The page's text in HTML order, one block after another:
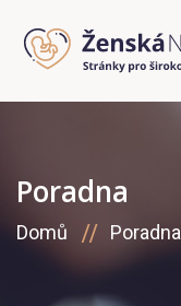
Poradna
Domů Poradna